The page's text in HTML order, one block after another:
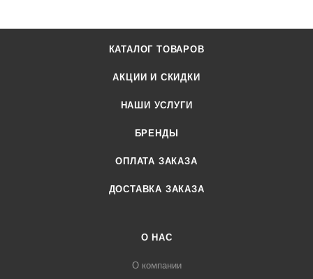
КАТАЛОГ ТОВАРОВ
АКЦИИ И СКИДКИ
НАШИ УСЛУГИ
БРЕНДЫ
ОПЛАТА ЗАКАЗА
ДОСТАВКА ЗАКАЗА
О НАС
О компании